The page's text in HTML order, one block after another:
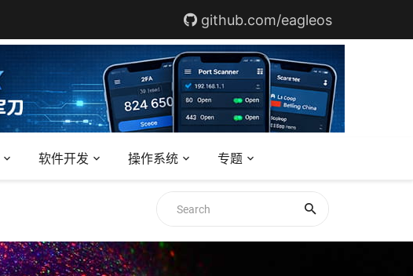
github.com/eagleos
软件开发 操作系统 专题